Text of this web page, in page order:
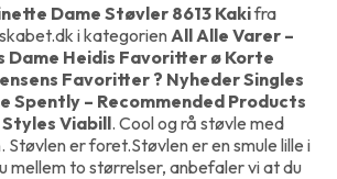
Dame Støvler 8613 Kakifra
i kategorien All Alle Varer –
Dame Heidis Favoritter ø Korte
Favoritter ? Nyheder Singles
Spently – Recommended Products
Viabill. Cool og rå støvle med
Støvlen er foret.Støvlen er en smule lille i
mellem to størrelser, anbefaler vi at du